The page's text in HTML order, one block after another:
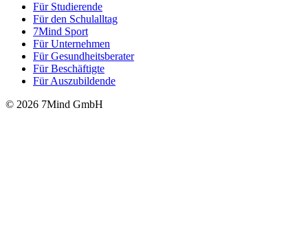
Für Stu­die­rende
Für den Schulalltag
7Mind Sport
Für Unter­neh­men
Für Gesund­heits­be­ra­ter
Für Beschäftigte
Für Auszubildende
© 2026 7Mind GmbH